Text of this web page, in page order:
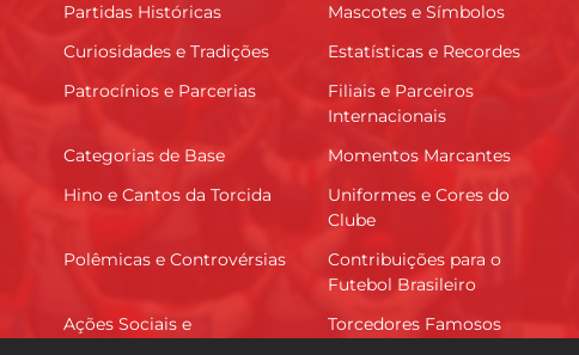
Partidas Históricas
Mascotes e Símbolos
Curiosidades e Tradições
Estatísticas e Recordes
Patrocínios e Parcerias
Filiais e Parceiros
Internacionais
Categorias de Base
Momentos Marcantes
Hino e Cantos da Torcida
Uniformes e Cores do
Clube
Polêmicas e Controvérsias
Contribuições para o
Futebol Brasileiro
Ações Sociais e
Torcedores Famosos